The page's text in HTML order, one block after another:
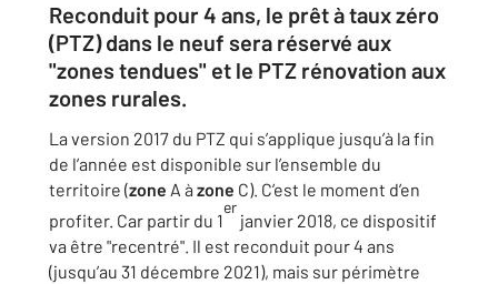
Reconduit pour 4 ans, le prêt à taux zéro
(PTZ) dans le neuf sera réservé aux
"zones tendues" et le PTZ rénovation aux
zones rurales.
La version 2017 du PTZ qui s’applique jusqu’à la fin
de l’année est disponible sur l’ensemble du
territoire (zone A à zone C). C’est le moment d’en
profiter. Car partir du 1
er
janvier 2018, ce dispositif
va être "recentré". Il est reconduit pour 4 ans
(jusqu’au 31 décembre 2021), mais sur périmètre